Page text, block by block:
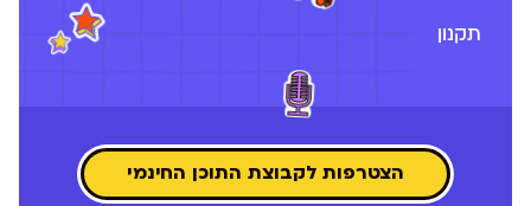
תקנון
הצטרפות לקבוצת התוכן החינמי